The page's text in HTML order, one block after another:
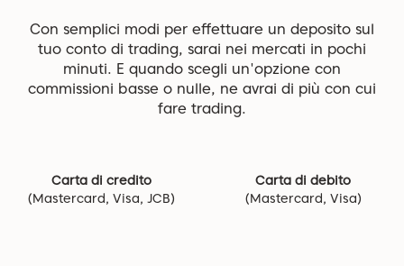
Con semplici modi per effettuare un deposito sul
tuo conto di trading, sarai nei mercati in pochi
minuti. E quando scegli un'opzione con
commissioni basse o nulle, ne avrai di più con cui
fare trading.
Carta di credito
(Mastercard, Visa, JCB)
Carta di debito
(Mastercard, Visa)